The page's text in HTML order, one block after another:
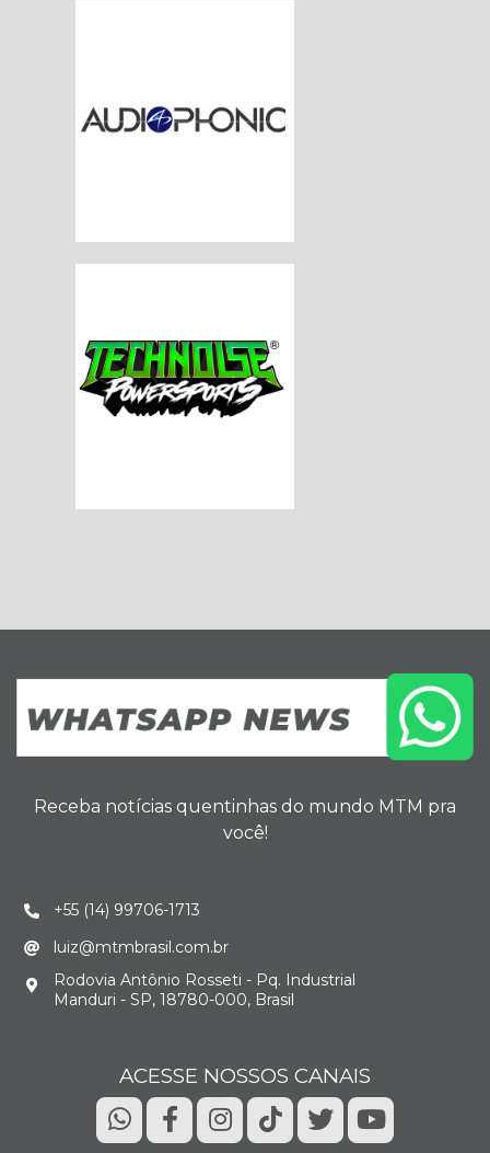
Receba notícias quentinhas do mundo MTM pra
você!
+55 (14) 99706-1713
luiz@mtmbrasil.com.br
Rodovia Antônio Rosseti - Pq. Industrial
Manduri - SP, 18780-000, Brasil
ACESSE NOSSOS CANAIS